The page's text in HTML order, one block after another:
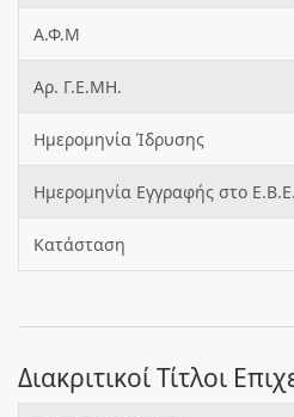
Α.Φ.Μ
Αρ. Γ.Ε.ΜΗ.
Ημερομηνία Ίδρυσης
Ημερομηνία Εγγραφής στο
Κατάσταση
Διακριτικοί Τίτλοι